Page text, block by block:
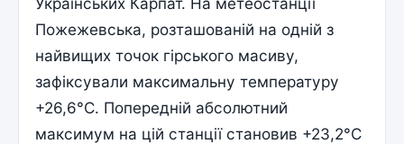
Пожежевська, розташованій на одній з
найвищих точок гірського масиву,
зафіксували максимальну температуру
+26,6°C. Попередній абсолютний
максимум на цій станції становив +23,2°C